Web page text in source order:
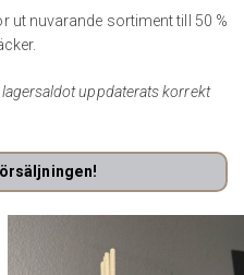
ut nuvarande sortiment till 50 %
uppdaterats korrekt